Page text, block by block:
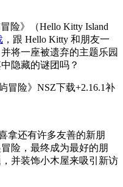
险》（Hello Kitty Island
，跟 Hello Kitty 和朋友一
将一座被遗弃的主题乐园
隐藏的谜团吗？
拿还有许多友善的新朋
险，最终成为最好的朋
并装饰小木屋来吸引新访